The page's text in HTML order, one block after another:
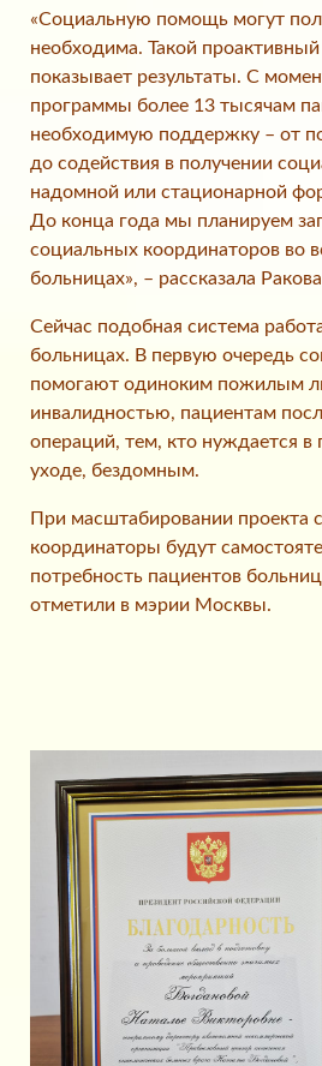
«Социальную помощь могут
необходима. Такой
показывает результаты. С
программы более 13 тысячам
необходимую поддержку – от
до содействия в получении
надомной или стационарной
До конца года мы планируем
социальных координаторов во
больницах», – рассказала
Сейчас подобная система
больницах. В первую очередь
помогают одиноким пожилым
инвалидностью, пациентам
операций, тем, кто нуждается в
уходе, бездомным.
При масштабировании проекта
координаторы будут
потребность пациентов
отметили в мэрии Москвы.